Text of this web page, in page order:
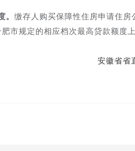
。 缴存人购买保障性住房申请住房
市规定的相应档次最高贷款额度上
安徽省省